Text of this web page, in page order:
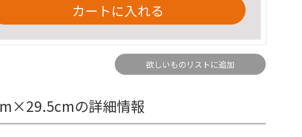
カートに入れる
欲しいものリストに追加
の詳細情報